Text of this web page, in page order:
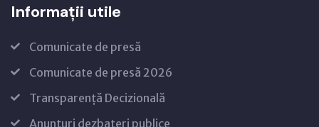
Informații utile
Comunicate de presă
Comunicate de presă 2026
Transparență Decizională
Anunțuri dezbateri publice